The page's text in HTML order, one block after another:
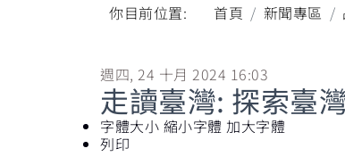
你目前位置:
首頁 新聞專區
週四, 24 十月 2024 16:03
走讀臺灣: 探索臺
字體大小 縮小字體 加大字體
列印